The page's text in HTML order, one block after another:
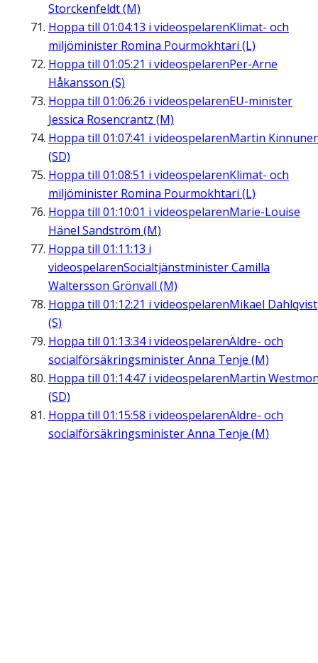
Storckenfeldt (M)
Hoppa till 01:04:13 i videospelarenKlimat- och
miljöminister Romina Pourmokhtari (L)
Hoppa till 01:05:21 i videospelarenPer-Arne
Håkansson (S)
Hoppa till 01:06:26 i videospelarenEU-minister
Jessica Rosencrantz (M)
Hoppa till 01:07:41 i videospelarenMartin
(SD)
Hoppa till 01:08:51 i videospelarenKlimat- och
miljöminister Romina Pourmokhtari (L)
Hoppa till 01:10:01 i videospelarenMarie-Louise
Hänel Sandström (M)
Hoppa till 01:11:13 i
videospelarenSocialtjänstminister Camilla
Waltersson Grönvall (M)
Hoppa till 01:12:21 i videospelarenMikael Dahlqvist
(S)
Hoppa till 01:13:34i videospelarenÄldre- och
socialförsäkringsminister Anna Tenje (M)
Hoppa till 01:14:47 i videospelarenMartin
(SD)
Hoppa till 01:15:58 i videospelarenÄldre- och
socialförsäkringsminister Anna Tenje (M)